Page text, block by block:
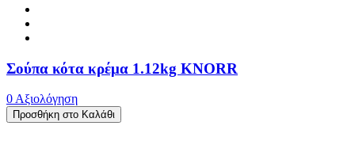
Σούπα κότα κρέμα 1.12kg KNORR
0 Αξιολόγηση
Προσθήκη στο Καλάθι